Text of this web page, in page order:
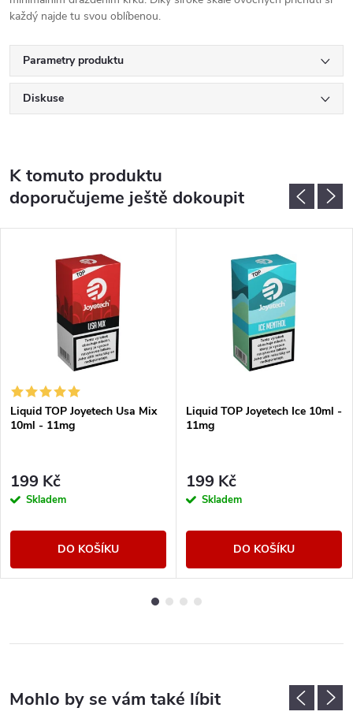
každý najde tu svou oblíbenou.​
Parametry produktu
Diskuse
K tomuto produktu
doporučujeme ještě dokoupit
Liquid TOP Joyetech Usa Mix
10ml - 11mg
199 Kč
Skladem
DO KOŠÍKU
Liquid TOP Joyetech Ice 10ml -
11mg
199 Kč
Skladem
DO KOŠÍKU